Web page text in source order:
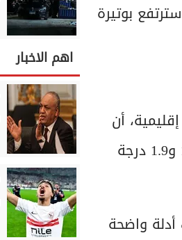
بوتيرة
أن
يتراوح متوسط درجات الحرارة السنوية في أنحاء العالم بالقرب من سطح الأرض بين 1.3 و1.9 درجة
واضحة
اهم الاخبار